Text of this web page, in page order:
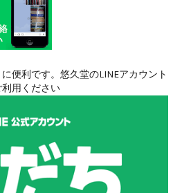
便利です。悠久堂のLINEアカウント
利用ください